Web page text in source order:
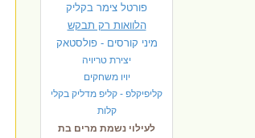
פורטל צימר בקליק
הלוואות רק תבקש
מיני קורסים - פולסטאק
יצירת טריויה
יויו משחקים
קליפיקלפ - קליפ מדליק בקלי
קלות
לעילוי נשמת מרים בת